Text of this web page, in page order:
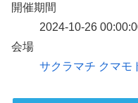
開催期間
2024-10-26
会場
サクラマチ クマモ